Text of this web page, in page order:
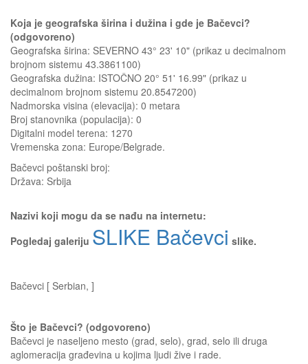
Koja je geografska širina i dužina i gde je Bačevci?
(odgovoreno)
Geografska širina: SEVERNO 43° 23' 10" (prikaz u decimalnom
brojnom sistemu 43.3861100)
Geografska dužina: ISTOČNO 20° 51' 16.99" (prikaz u
decimalnom brojnom sistemu 20.8547200)
Nadmorska visina (elevacija): 0 metara
Broj stanovnika (populacija): 0
Digitalni model terena: 1270
Vremenska zona: Europe/Belgrade.
Bačevci poštanski broj:
Država: Srbija
Nazivi koji mogu da se nađu na internetu:
Pogledaj galeriju SLIKE Bačevci slike.
Bačevci [ Serbian, ]
Što je Bačevci? (odgovoreno)
Bačevci je naseljeno mesto (grad, selo), grad, selo ili druga
aglomeracija građevina u kojima ljudi žive i rade.